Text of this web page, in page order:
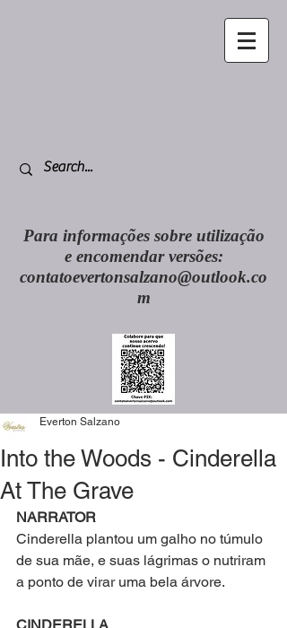
Para informações sobre utilização
e encomendar versões:
contatoevertonsalzano@outlook.co
m
Into the Woods - Cinderella
At The Grave
Everton Salzano
NARRATOR
Cinderella plantou um galho no túmulo
de sua mãe, e suas lágrimas o nutriram
a ponto de virar uma bela árvore.